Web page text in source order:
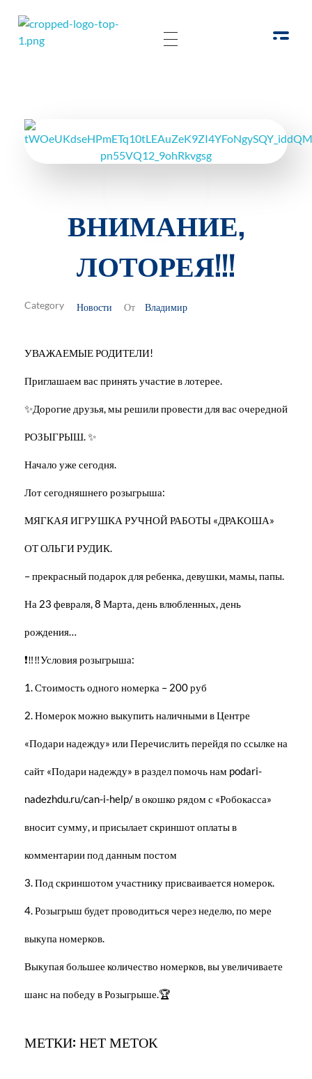
ВНИМАНИЕ,
ЛОТОРЕЯ!!!
От Владимир
Новости
УВАЖАЕМЫЕ РОДИТЕЛИ!
Приглашаем вас принять участие в лотерее.
✨Дорогие друзья, мы решили провести для вас очередной
РОЗЫГРЫШ. ✨
Начало уже сегодня.
Лот сегодняшнего розыгрыша:
МЯГКАЯ ИГРУШКА РУЧНОЙ РАБОТЫ «ДРАКОША»
ОТ ОЛЬГИ РУДИК.
– прекрасный подарок для ребенка, девушки, мамы, папы.
На 23 февраля, 8 Марта, день влюбленных, день
рождения…
❗‼‼Условия розыгрыша:
1. Стоимость одного номерка – 200 руб
2. Номерок можно выкупить наличными в Центре
«Подари надежду» или Перечислить перейдя по ссылке на
сайт «Подари надежду» в раздел помочь нам podari-
nadezhdu.ru/can-i-help/ в окошко рядом с «Робокасса»
вносит сумму, и присылает скриншот оплаты в
комментарии под данным постом
3. Под скриншотом участнику присваивается номерок.
4. Розыгрыш будет проводиться через неделю, по мере
выкупа номерков.
Выкупая большее количество номерков, вы увеличиваете
шанс на победу в Розыгрыше.🏆
МЕТКИ: НЕТ МЕТОК